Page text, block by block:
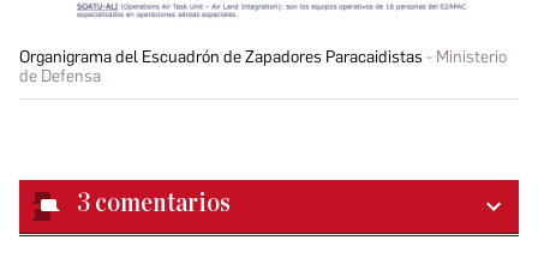
Organigrama del Escuadrón de Zapadores Paracaidistas
Ministerio
de Defensa
3 comentarios